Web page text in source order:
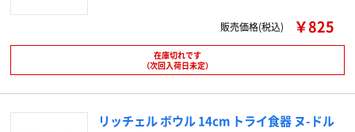
販売価格(税込) ￥825
在庫切れです
（次回入荷日未定）
リッチェル ボウル 14cm トライ食器 ヌ-ドル